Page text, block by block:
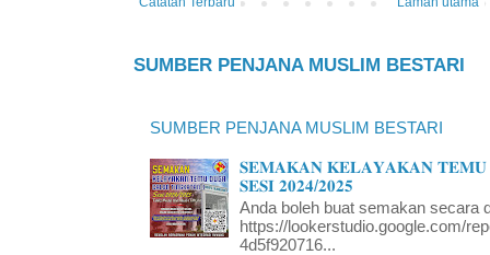
SUMBER PENJANA MUSLIM BESTARI
SUMBER PENJANA MUSLIM BESTARI
𝐒𝐄𝐌𝐀𝐊𝐀𝐍 𝐊𝐄𝐋𝐀𝐘𝐀𝐊𝐀𝐍 𝐓𝐄𝐌𝐔
𝐒𝐄𝐒𝐈 𝟐𝟎𝟐𝟒/𝟐𝟎𝟐𝟓
Anda boleh buat semakan secara
https://lookerstudio.google.com/
4d5f920716...